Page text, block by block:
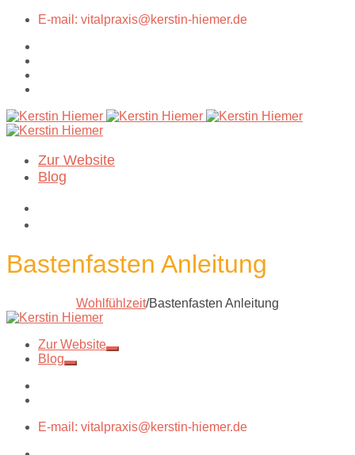
E-mail: vitalpraxis@kerstin-hiemer.de
Zur Website
Blog
Bastenfasten Anleitung
Wohlfühlzeit/Bastenfasten Anleitung
Zur Website
Blog
E-mail: vitalpraxis@kerstin-hiemer.de